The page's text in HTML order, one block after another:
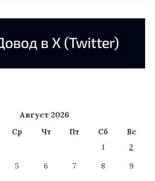
Август 2026
Ср Чт Пт Сб
Вс
1
2
5 6 7 8
9